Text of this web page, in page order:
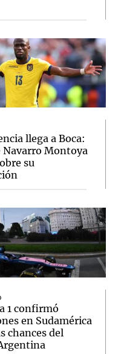
llega a Boca:
Navarro Montoya
su
1 confirmó
en Sudamérica
chances del
Cadena 3 en Groenlandia